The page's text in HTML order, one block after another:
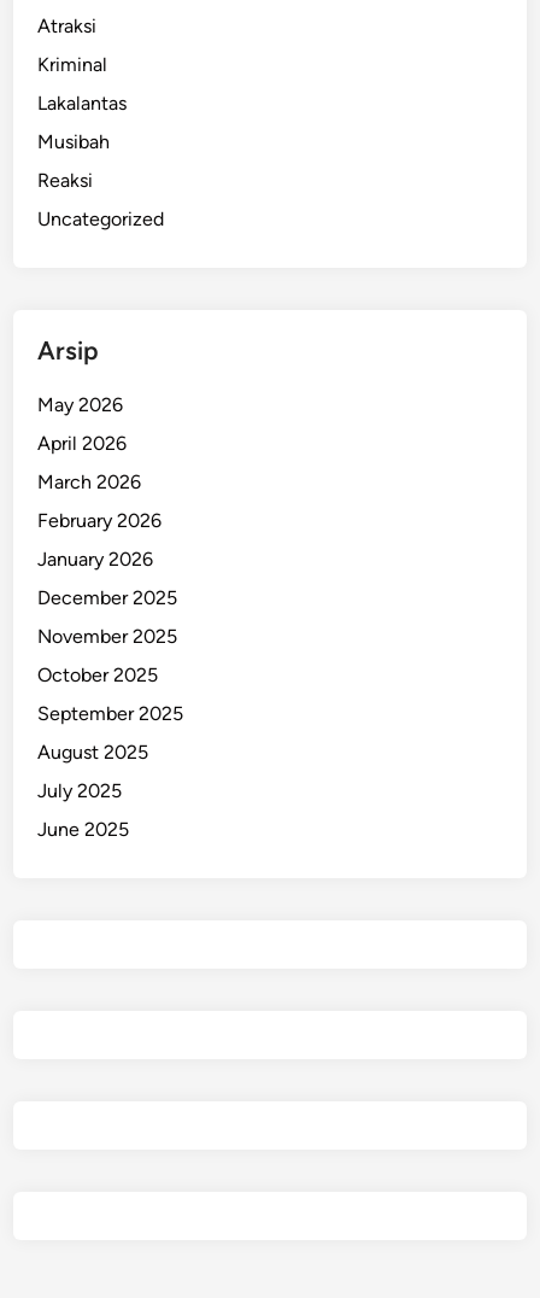
Atraksi
Kriminal
Lakalantas
Musibah
Reaksi
Uncategorized
Arsip
May 2026
April 2026
March 2026
February 2026
January 2026
December 2025
November 2025
October 2025
September 2025
August 2025
July 2025
June 2025